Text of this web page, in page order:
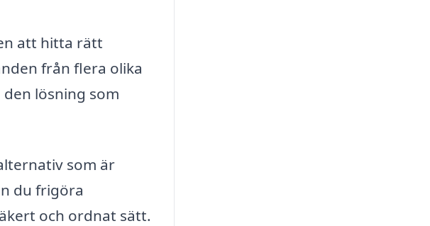
att hitta rätt
från flera olika
lösning som
som är
du frigöra
och ordnat sätt.